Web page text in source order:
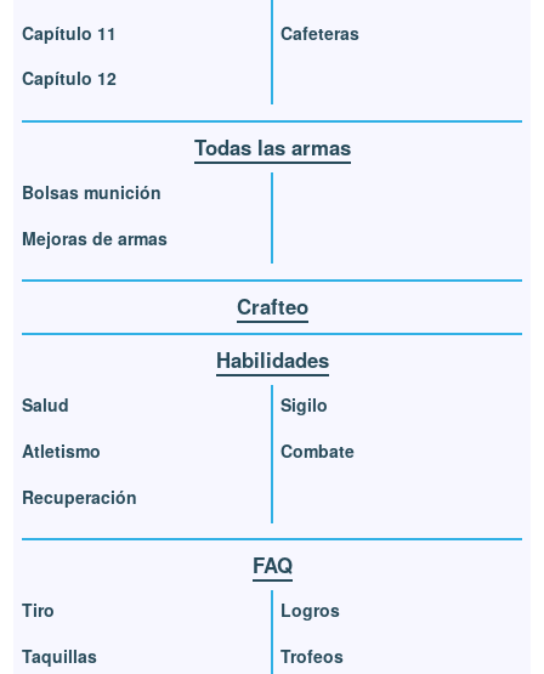
Capítulo 11
Capítulo 12
Cafeteras
Todas las armas
Bolsas munición
Mejoras de armas
Crafteo
Habilidades
Salud
Atletismo
Recuperación
Sigilo
Combate
FAQ
Tiro
Taquillas
Logros
Trofeos